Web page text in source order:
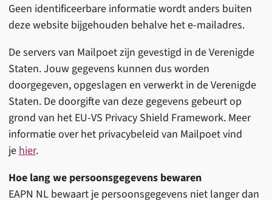
Geen identificeerbare informatie wordt anders buiten
deze website bijgehouden behalve het e-mailadres.
De servers van Mailpoet zijn gevestigd in de Verenigde
Staten. Jouw gegevens kunnen dus worden
doorgegeven, opgeslagen en verwerkt in de Verenigde
Staten. De doorgifte van deze gegevens gebeurt op
grond van het EU-VS Privacy Shield Framework. Meer
informatie over het privacybeleid van Mailpoet vind
je hier.
Hoe lang we persoonsgegevens bewaren
EAPN NL bewaart je persoonsgegevens niet langer dan